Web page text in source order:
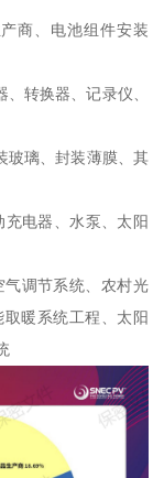
商、电池组件安装
转换器、记录仪、
玻璃、封装薄膜、其
电器、水泵、太阳
调节系统、农村光
暖系统工程、太阳